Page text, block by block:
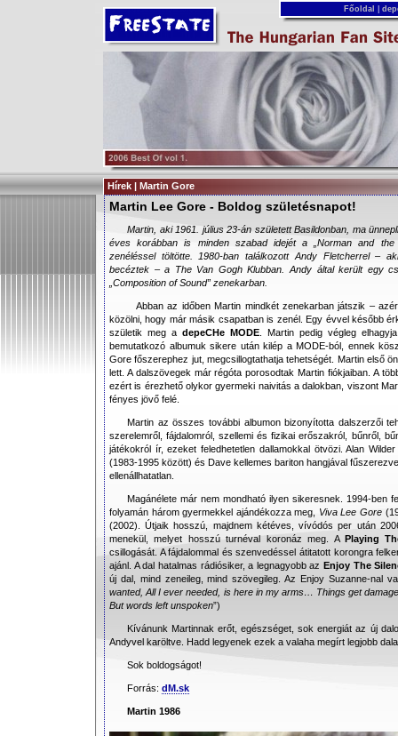
Főoldal
Hírek | Martin Gore
Martin Lee Gore - Boldog születésnapot!
Martin, aki 1961. július 23-án született Basildonban, ma
éves korábban is minden szabad idejét a „Norman and the
zenéléssel töltötte. 1980-ban találkozott Andy Fletcherrel –
becéztek – a The Van Gogh Klubban. Andy által került egy
„Composition of Sound” zenekarban.
Abban az időben Martin mindkét zenekarban játszik –
közölni, hogy már másik csapatban is zenél. Egy évvel később
születik meg a depeCHe MODE . Martin pedig végleg
bemutatkozó albumuk sikere után kilép a MODE-ból, ennek
Gore főszerephez jut, megcsillogtathatja tehetségét. Martin első
lett. A dalszövegek már régóta porosodtak Martin fiókjaiban. A
ezért is érezhető olykor gyermeki naivitás a dalokban, viszont
fényes jövő felé.
Martin az összes további albumon bizonyította dalszerzői
szerelemről, fájdalomról, szellemi és fizikai erőszakról, bűnről,
játékokról ír, ezeket feledhetetlen dallamokkal ötvözi. Alan
(1983-1995 között) és Dave kellemes bariton hangjával
ellenállhatatlan.
Magánélete már nem mondható ilyen sikeresnek. 1994-ben
folyamán három gyermekkel ajándékozza meg, Viva Lee Gore
(2002). Útjaik hosszú, majdnem kétéves, vívódós per után
menekül, melyet hosszú turnéval koronáz meg. A Playing
csillogását. A fájdalommal és szenvedéssel átitatott korongra
ajánl. A dal hatalmas rádiósiker, a legnagyobb az Enjoy The
új dal, mind zeneileg, mind szövegileg. Az Enjoy Suzanne-nal
wanted, All I ever needed, is here in my arms… Things get
But words left unspoken”)
Kívánunk Martinnak erőt, egészséget, sok energiát az új
Andyvel karöltve. Hadd legyenek ezek a valaha megírt legjobb
Sok boldogságot!
Forrás: dM.sk
Martin 1986